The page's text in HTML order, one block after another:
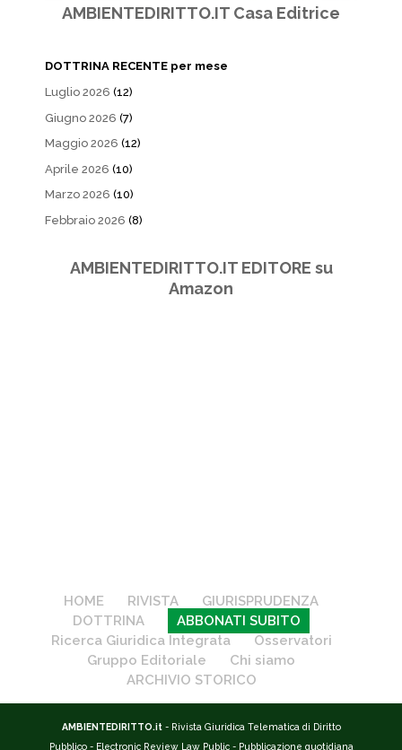
AMBIENTEDIRITTO.IT Casa Editrice
DOTTRINA RECENTE per mese
Luglio 2026 (12)
Giugno 2026 (7)
Maggio 2026 (12)
Aprile 2026 (10)
Marzo 2026 (10)
Febbraio 2026 (8)
AMBIENTEDIRITTO.IT EDITORE su
Amazon
HOME RIVISTA
GIURISPRUDENZA
DOTTRINA
ABBONATI SUBITO
Ricerca Giuridica Integrata
Osservatori
Gruppo Editoriale
Chi siamo
ARCHIVIO STORICO
AMBIENTEDIRITTO.it - Rivista Giuridica Telematica di Diritto
Pubblico - Electronic Review Law Public - Pubblicazione quotidiana